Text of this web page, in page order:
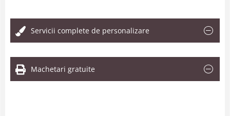
Servicii complete de personalizare
Machetari gratuite